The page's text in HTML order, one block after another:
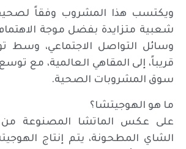
ويكتسب هذا المشروب وفقاً
شعبية متزايدة بفضل موجة
وسائل التواصل الاجتماعي، وسط
قريباً، إلى المقاهي العالمية، مع
سوق المشروبات الصحية.
ما هو الهوجيتشا؟
على عكس الماتشا المصنوعة
الشاي المطحونة، يتم إنتاج